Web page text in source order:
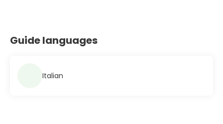
Guide languages
Italian